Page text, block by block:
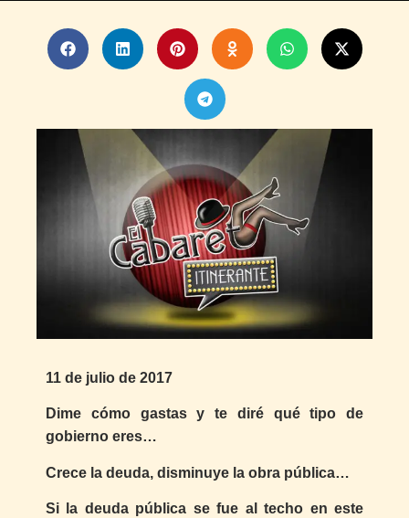
11 de julio de 2017
Dime cómo gastas y te diré qué tipo de
gobierno eres…
Crece la deuda, disminuye la obra pública…
Si la deuda pública se fue al techo en este